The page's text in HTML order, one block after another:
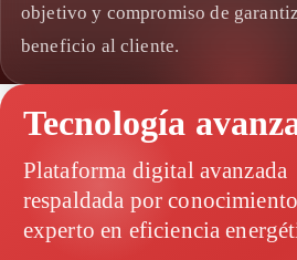
objetivo y compromiso de
beneficio al cliente.
Capacidades clave de la
Tecnología
Plataforma digital avanzada
respaldada por conocimiento
experto en eficiencia